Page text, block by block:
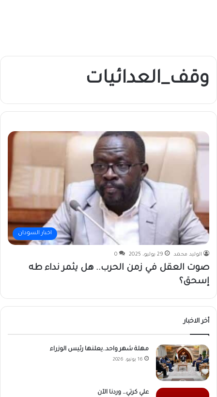
وقف_العدائيات
اخبار السودان
الوليد محمد 29 يوليو، 2025 0
صوت العقل في زمن الحرب.. هل يثمر نداء طه
إسحق؟
أخر الاخبار
مهلة شهر واحد..يعلنها رئيس الوزراء
16 يونيو، 2026
علي كرتي… وردنا الآن